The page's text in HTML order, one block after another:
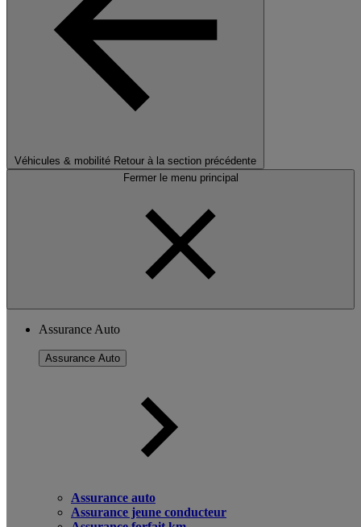
Véhicules & mobilité Retour à la section précédente
Fermer le menu principal
Assurance Auto
Assurance Auto
Assurance auto
Assurance jeune conducteur